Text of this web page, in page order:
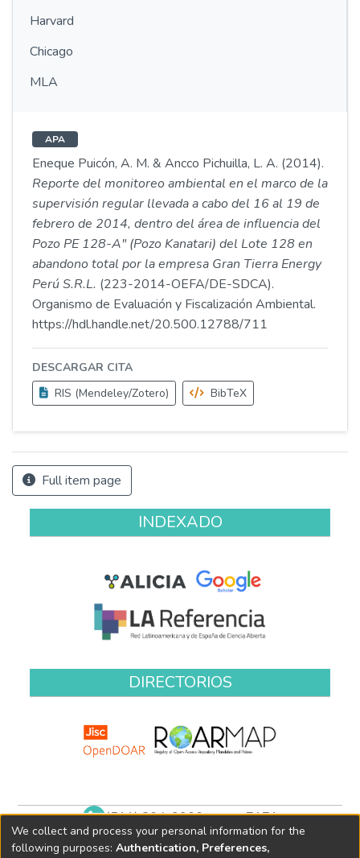
Harvard
Chicago
MLA
APA
Eneque Puicón, A. M. & Ancco Pichuilla, L. A. (2014).
Reporte del monitoreo ambiental en el marco de la
supervisión regular llevada a cabo del 16 al 19 de
febrero de 2014, dentro del área de influencia del
Pozo PE 128-A" (Pozo Kanatari) del Lote 128 en
abandono total por la empresa Gran Tierra Energy
Perú S.R.L. (223-2014-OEFA/DE-SDCA).
Organismo de Evaluación y Fiscalización Ambiental.
https://hdl.handle.net/20.500.12788/711
DESCARGAR CITA
RIS (Mendeley/Zotero)
BibTeX
Full item page
INDEXADO
DIRECTORIOS
(511) 204-9900 anexo 7171
biblioteca@oefa.gob.pe
We collect and process your personal information for the
following purposes: Authentication, Preferences,